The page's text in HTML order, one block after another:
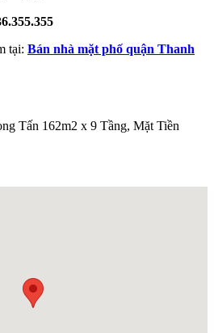
tại: Bán nhà mặt phố quận Thanh